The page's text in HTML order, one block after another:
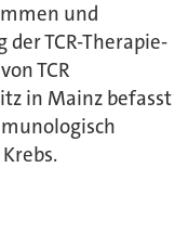
und
TCR-Therapie-
TCR
in Mainz befasst